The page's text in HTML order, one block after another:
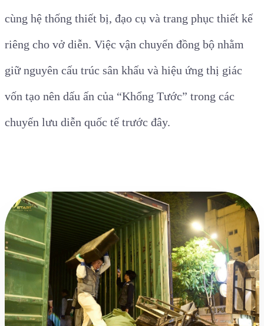
cùng hệ thống thiết bị, đạo cụ và trang phục thiết kế
riêng cho vở diễn. Việc vận chuyển đồng bộ nhằm
giữ nguyên cấu trúc sân khấu và hiệu ứng thị giác
vốn tạo nên dấu ấn của “Khổng Tước” trong các
chuyến lưu diễn quốc tế trước đây.